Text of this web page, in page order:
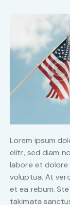
Lorem ipsum
elitr, sed diam
labore et dolore
voluptua. At
et ea rebum.
takimata